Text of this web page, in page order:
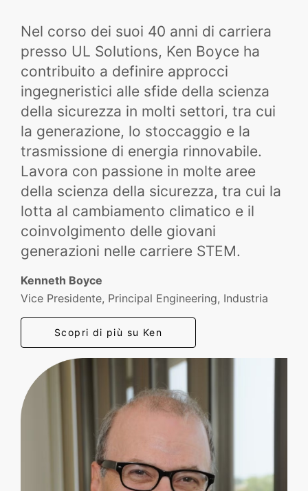
Nel corso dei suoi 40 anni di carriera
presso UL Solutions, Ken Boyce ha
contribuito a definire approcci
ingegneristici alle sfide della scienza
della sicurezza in molti settori, tra cui
la generazione, lo stoccaggio e la
trasmissione di energia rinnovabile.
Lavora con passione in molte aree
della scienza della sicurezza, tra cui la
lotta al cambiamento climatico e il
coinvolgimento delle giovani
generazioni nelle carriere STEM.
Kenneth Boyce
Vice Presidente, Principal Engineering, Industria
Scopri di più su Ken